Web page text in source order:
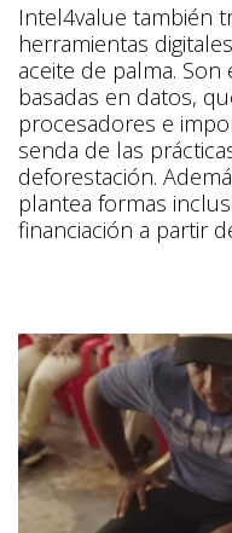
Intel4value también
herramientas
aceite de palma.
basadas en datos,
procesadores e
senda de las
deforestación.
plantea formas
financiación a partir